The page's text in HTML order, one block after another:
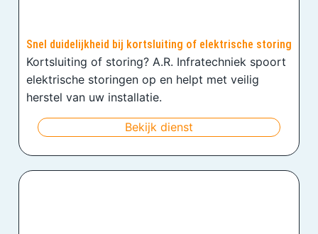
Snel duidelijkheid bij kortsluiting of elektrische storing
Kortsluiting of storing? A.R. Infratechniek spoort
elektrische storingen op en helpt met veilig
herstel van uw installatie.
Bekijk dienst